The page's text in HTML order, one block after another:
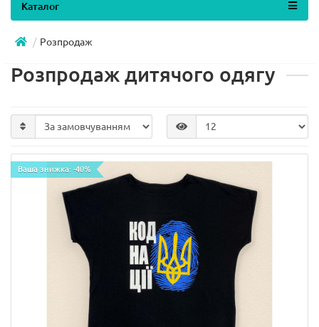
Каталог
Розпродаж
Розпродаж дитячого одягу
Ваша знижка: -40%